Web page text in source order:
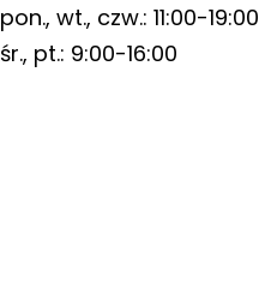
pon., wt., czw.: 11:00-19:00
śr., pt.: 9:00-16:00